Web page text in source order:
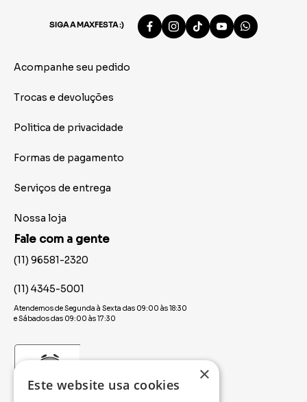
SIGA A MAXFESTA :)
Acompanhe seu pedido
Trocas e devoluções
Politica de privacidade
Formas de pagamento
Serviços de entrega
Nossa loja
Fale com a gente
(11) 96581-2320
(11) 4345-5001
Atendemos de Segunda à Sexta das 09:00 às 18:30
e Sábados das 09:00 às 17:30
×
Este website usa cookies